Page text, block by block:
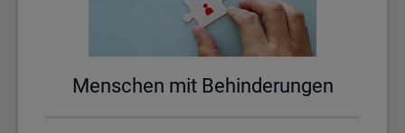
Men­schen mit Be­hin­de­run­gen